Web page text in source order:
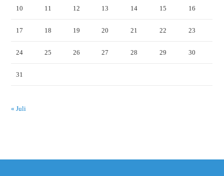
10 11 12 13 14 15 16
17 18 19 20 21 22 23
24 25 26 27 28 29 30
31
« Juli